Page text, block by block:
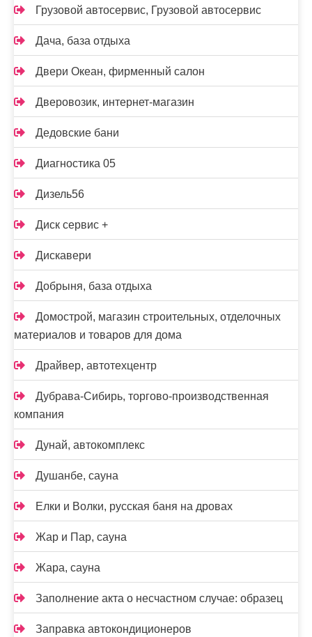
Грузовой автосервис, Грузовой автосервис
Дача, база отдыха
Двери Океан, фирменный салон
Дверовозик, интернет-магазин
Дедовские бани
Диагностика 05
Дизель56
Диск сервис +
Дискавери
Добрыня, база отдыха
Домострой, магазин строительных, отделочных
материалов и товаров для дома
Драйвер, автотехцентр
Дубрава-Сибирь, торгово-производственная
компания
Дунай, автокомплекс
Душанбе, сауна
Елки и Волки, русская баня на дровах
Жар и Пар, сауна
Жара, сауна
Заполнение акта о несчастном случае: образец
Заправка автокондиционеров